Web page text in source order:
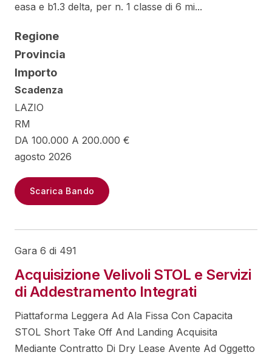
easa e b1.3 delta, per n. 1 classe di 6 mi...
Regione
Provincia
Importo
Scadenza
LAZIO
RM
DA 100.000 A 200.000 €
agosto 2026
Scarica Bando
Gara 6 di 491
Acquisizione Velivoli STOL e Servizi
di Addestramento Integrati
Piattaforma Leggera Ad Ala Fissa Con Capacita
STOL Short Take Off And Landing Acquisita
Mediante Contratto Di Dry Lease Avente Ad Oggetto